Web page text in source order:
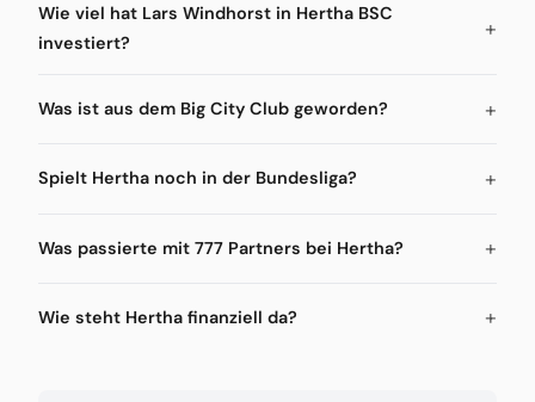
Wie viel hat Lars Windhorst in Hertha BSC
investiert?
Was ist aus dem Big City Club geworden?
Spielt Hertha noch in der Bundesliga?
Was passierte mit 777 Partners bei Hertha?
Wie steht Hertha finanziell da?